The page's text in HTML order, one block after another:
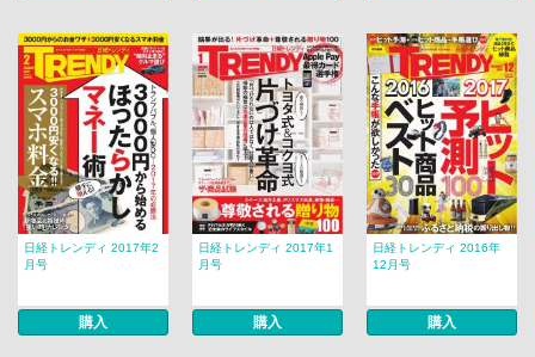
日経トレンディ 2017年2
月号
購入
日経トレンディ 2017年1
月号
購入
日経トレンディ 2016年
12月号
購入